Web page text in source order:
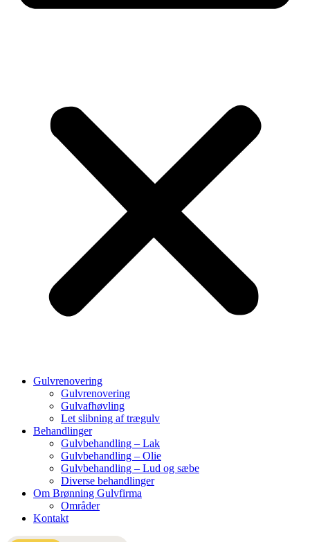
Gulvrenovering
Gulvrenovering
Gulvafhøvling
Let slibning af trægulv
Behandlinger
Gulvbehandling – Lak
Gulvbehandling – Olie
Gulvbehandling – Lud og sæbe
Diverse behandlinger
Om Brønning Gulvfirma
Områder
Kontakt